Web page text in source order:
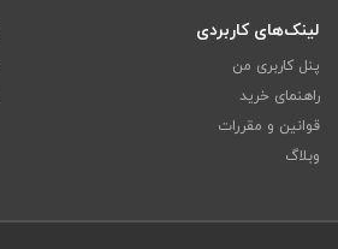
لینک‌های کاربردی
پنل کاربری من
راهنمای خرید
قوانین و مقررات
وبلاگ